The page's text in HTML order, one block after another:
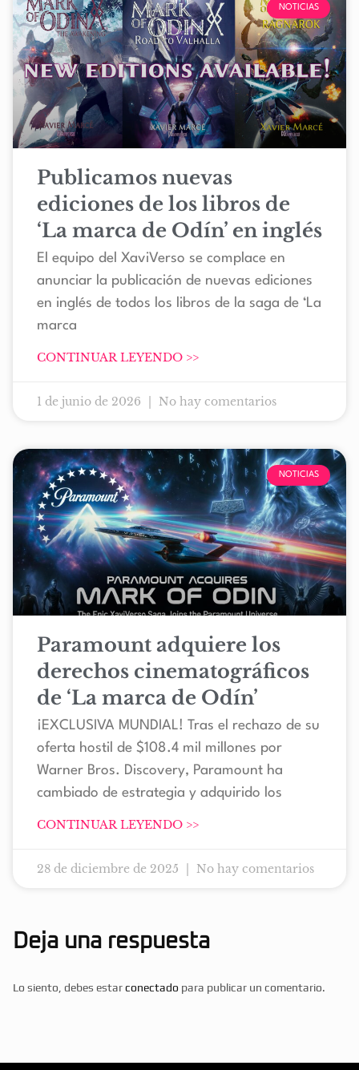
NOTICIAS
Publicamos nuevas
ediciones de los libros de
‘La marca de Odín’ en inglés
El equipo del XaviVerso se complace en
anunciar la publicación de nuevas ediciones
en inglés de todos los libros de la saga de ‘La
marca
CONTINUAR LEYENDO >>
1 de junio de 2026 No hay comentarios
NOTICIAS
Paramount adquiere los
derechos cinematográficos
de ‘La marca de Odín’
¡EXCLUSIVA MUNDIAL! Tras el rechazo de su
oferta hostil de $108.4 mil millones por
Warner Bros. Discovery, Paramount ha
cambiado de estrategia y adquirido los
CONTINUAR LEYENDO >>
28 de diciembre de 2025 No hay comentarios
Deja una respuesta
Lo siento, debes estarconectado para publicar un comentario.